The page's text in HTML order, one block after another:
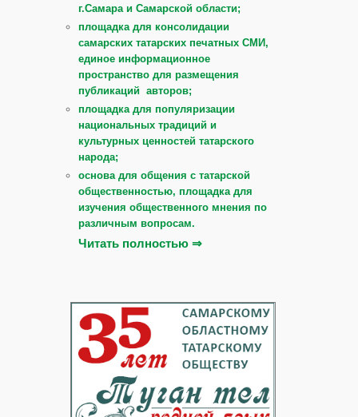
г.Самара и Самарской области;
площадка для консолидации
самарских татарских печатных СМИ,
единое информационное
пространство для размещения
публикаций авторов;
площадка для популяризации
национальных традиций и
культурных ценностей татарского
народа;
основа для общения с татарской
общественностью, площадка для
изучения общественного мнения по
различным вопросам.
Читать полностью ⇒